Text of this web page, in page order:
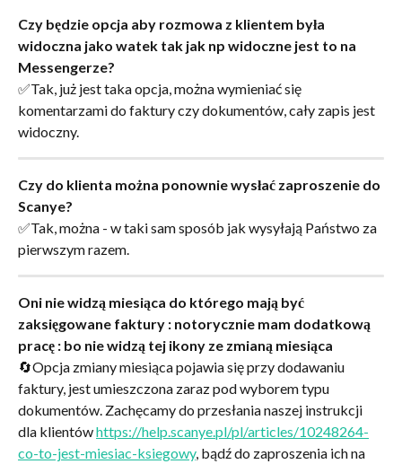
Czy będzie opcja aby rozmowa z klientem była
widoczna jako watek tak jak np widoczne jest to na
Messengerze?
✅Tak, już jest taka opcja, można wymieniać się
komentarzami do faktury czy dokumentów, cały zapis jest
widoczny.
Czy do klienta można ponownie wysłać zaproszenie do
Scanye?
✅Tak, można - w taki sam sposób jak wysyłają Państwo za
pierwszym razem.
Oni nie widzą miesiąca do którego mają być
zaksięgowane faktury : notorycznie mam dodatkową
pracę : bo nie widzą tej ikony ze zmianą miesiąca
🔄Opcja zmiany miesiąca pojawia się przy dodawaniu
faktury, jest umieszczona zaraz pod wyborem typu
dokumentów. Zachęcamy do przesłania naszej instrukcji
dla klientów https://help.scanye.pl/pl/articles/10248264-
co-to-jest-miesiac-ksiegowy, bądź do zaproszenia ich na